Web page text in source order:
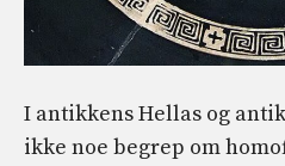
I antikkens Hellas og
ikke noe begrep om